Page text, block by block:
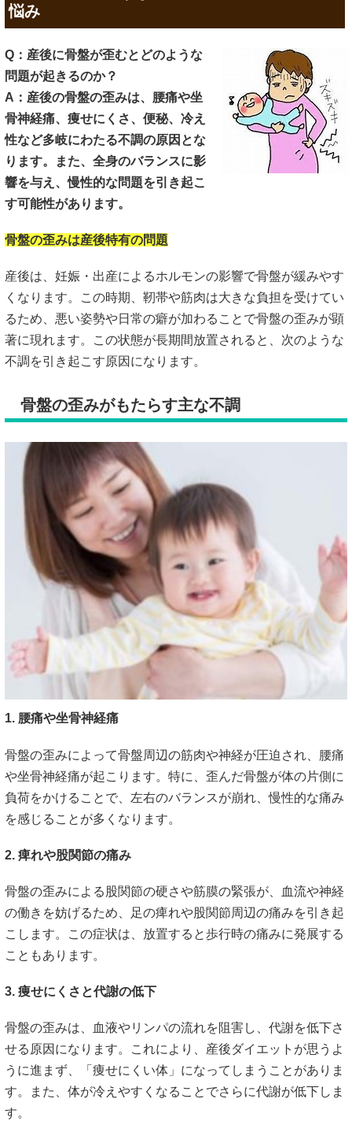
悩み
Q：産後に骨盤が歪むとどのような
問題が起きるのか？
A：産後の骨盤の歪みは、腰痛や坐
骨神経痛、痩せにくさ、便秘、冷え
性など多岐にわたる不調の原因とな
ります。また、全身のバランスに影
響を与え、慢性的な問題を引き起こ
す可能性があります。
骨盤の歪みは産後特有の問題
産後は、妊娠・出産によるホルモンの影響で骨盤が緩みやす
くなります。この時期、靭帯や筋肉は大きな負担を受けてい
るため、悪い姿勢や日常の癖が加わることで骨盤の歪みが顕
著に現れます。この状態が長期間放置されると、次のような
不調を引き起こす原因になります。
骨盤の歪みがもたらす主な不調
1. 腰痛や坐骨神経痛
骨盤の歪みによって骨盤周辺の筋肉や神経が圧迫され、腰痛
や坐骨神経痛が起こります。特に、歪んだ骨盤が体の片側に
負荷をかけることで、左右のバランスが崩れ、慢性的な痛み
を感じることが多くなります。
2. 痺れや股関節の痛み
骨盤の歪みによる股関節の硬さや筋膜の緊張が、血流や神経
の働きを妨げるため、足の痺れや股関節周辺の痛みを引き起
こします。この症状は、放置すると歩行時の痛みに発展する
こともあります。
3. 痩せにくさと代謝の低下
骨盤の歪みは、血液やリンパの流れを阻害し、代謝を低下さ
せる原因になります。これにより、産後ダイエットが思うよ
うに進まず、「痩せにくい体」になってしまうことがありま
す。また、体が冷えやすくなることでさらに代謝が低下しま
す。